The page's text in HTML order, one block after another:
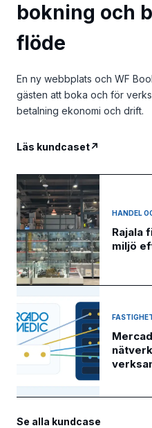
bokning och
flöde
En ny webbplats och WF
gästen att boka och för
betalning ekonomi och drift.
Läs kundcaset↗
HANDEL
Rajala
miljö
Se alla kundcase